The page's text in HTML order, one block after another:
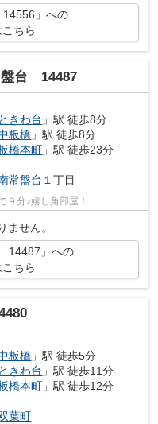
」への
ちら
盤台 14487
ときわ台 」駅 徒歩8分
板橋 」駅 徒歩8分
橋本町 」駅 徒歩23分
常盤台 １丁目
９分♪嬉し角部屋！
ません。
14487」への
ちら
板橋 」駅 徒歩5分
ときわ台 」駅 徒歩11分
橋本町 」駅 徒歩12分
葉町